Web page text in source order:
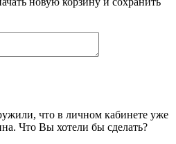
что в личном кабинете уже
Что Вы хотели бы сделать?